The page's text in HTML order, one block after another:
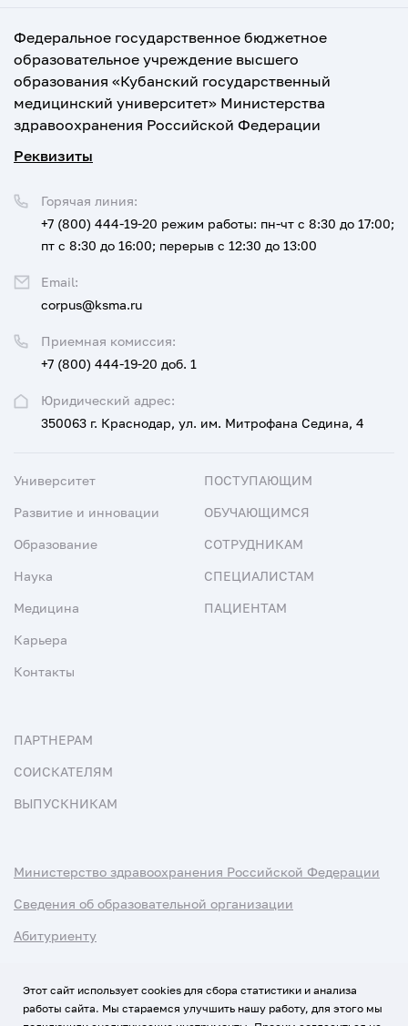
Федеральное государственное бюджетное
образовательное учреждение высшего
образования «Кубанский государственный
медицинский университет» Министерства
здравоохранения Российской Федерации
Реквизиты
Юридический адрес:
350063 г. Краснодар, ул. им. Митрофана Седина, 4
Приемная комиссия:
+7 (800) 444-19-20 доб. 1
Горячая линия:
+7 (800) 444-19-20 режим работы: пн-чт с 8:30 до 17:00;
пт с 8:30 до 16:00; перерыв с 12:30 до 13:00
Email:
corpus@ksma.ru
Университет
Развитие и инновации
Образование
Наука
Медицина
Карьера
Контакты
ПОСТУПАЮЩИМ
ОБУЧАЮЩИМСЯ
СОТРУДНИКАМ
СПЕЦИАЛИСТАМ
ПАЦИЕНТАМ
ПАРТНЕРАМ
СОИСКАТЕЛЯМ
ВЫПУСКНИКАМ
Министерство здравоохранения Российской Федерации
Сведения об образовательной организации
Абитуриенту
Этот сайт использует cookies для сбора статистики и анализа
работы сайта. Мы стараемся улучшить нашу работу, для этого мы